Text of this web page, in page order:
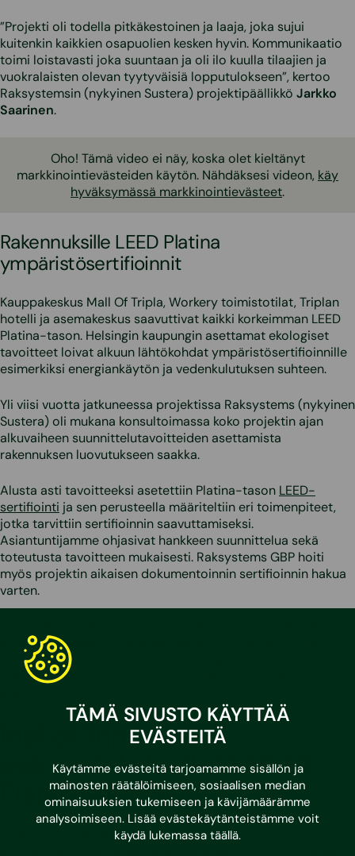
TÄMÄ SIVUSTO KÄYTTÄÄ
EVÄSTEITÄ
Käytämme evästeitä tarjoamamme sisällön ja
mainosten räätälöimiseen, sosiaalisen median
ominaisuuksien tukemiseen ja kävijämäärämme
analysoimiseen. Lisää evästekäytänteistämme voit
käydä lukemassa täällä.
”Projekti oli todella pitkäkestoinen ja laaja, joka sujui
kuitenkin kaikkien osapuolien kesken hyvin. Kommunikaatio
toimi loistavasti joka suuntaan ja oli ilo kuulla tilaajien ja
vuokralaisten olevan tyytyväisiä lopputulokseen”, kertoo
Raksystemsin (nykyinen Sustera) projektipäällikkö Jarkko
Saarinen.
Oho! Tämä video ei näy, koska olet kieltänyt
markkinointievästeiden käytön. Nähdäksesi videon, käy
hyväksymässä markkinointievästeet.
Rakennuksille LEED Platina
ympäristösertifioinnit
Kauppakeskus Mall Of Tripla, Workery toimistotilat, Triplan
hotelli ja asemakeskus saavuttivat kaikki korkeimman LEED
Platina-tason. Helsingin kaupungin asettamat ekologiset
tavoitteet loivat alkuun lähtökohdat ympäristösertifioinnille
esimerkiksi energiankäytön ja vedenkulutuksen suhteen.
Yli viisi vuotta jatkuneessa projektissa Raksystems (nykyinen
Sustera) oli mukana konsultoimassa koko projektin ajan
alkuvaiheen suunnittelutavoitteiden asettamista
rakennuksen luovutukseen saakka.
Alusta asti tavoitteeksi asetettiin Platina-tason LEED-
sertifiointi ja sen perusteella määriteltiin eri toimenpiteet,
jotka tarvittiin sertifioinnin saavuttamiseksi.
Asiantuntijamme ohjasivat hankkeen suunnittelua sekä
toteutusta tavoitteen mukaisesti. Raksystems GBP hoiti
myös projektin aikaisen dokumentoinnin sertifioinnin hakua
varten.
tavoitteissamme. Oli mielenkiintoista ja palkitsevaa olla
mukana yhdessä maamme kärkihankkeista. Tavoitteista
pidettiin kiinni, eikä kriteereistä lipsuttu, vaikka projekti oli
Mall of Triplalle ja
asemakeskukselle LEED EB
Platina sertifiointi
Triplan kauppakeskus Mall Of Tripla ja asemakeskus